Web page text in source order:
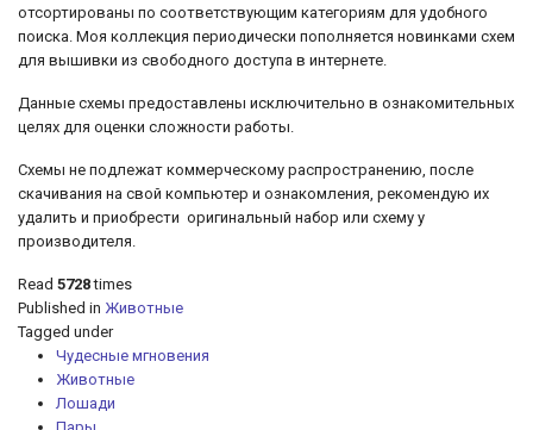
отсортированы по соответствующим категориям для удобного
поиска. Моя коллекция периодически пополняется новинками схем
для вышивки из свободного доступа в интернете.
Данные схемы предоставлены исключительно в ознакомительных
целях для оценки сложности работы.
Схемы не подлежат коммерческому распространению, после
скачивания на свой компьютер и ознакомления, рекомендую их
удалить и приобрести оригинальный набор или схему у
производителя.
Read 5728times
Published in Животные
Tagged under
Чудесные мгновения
Животные
Лошади